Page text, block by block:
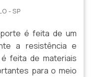
- SP
é feita de um
a resistência e
feita de materiais
para o meio